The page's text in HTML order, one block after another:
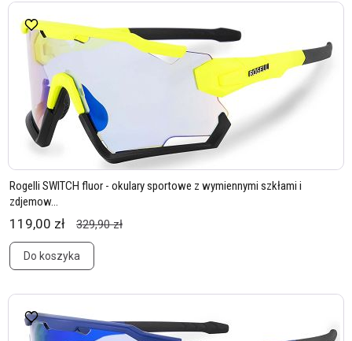
Rogelli SWITCH fluor - okulary sportowe z wymiennymi szkłami i
zdjemow...
119,00 zł 329,90 zł
Do koszyka